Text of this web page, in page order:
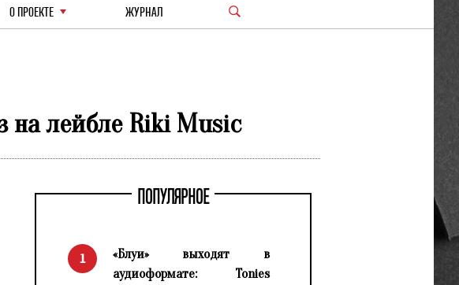
О ПРОЕКТЕ ЖУРНАЛ
на лейбле Riki Music
ПОПУЛЯРНОЕ
1
«Блуи» выходят в
аудиоформате: Tonies